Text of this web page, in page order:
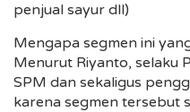
penjual sayur dll)
Mengapa segmen ini
Menurut Riyanto, selaku
SPM dan sekaligus
karena segmen tersebut